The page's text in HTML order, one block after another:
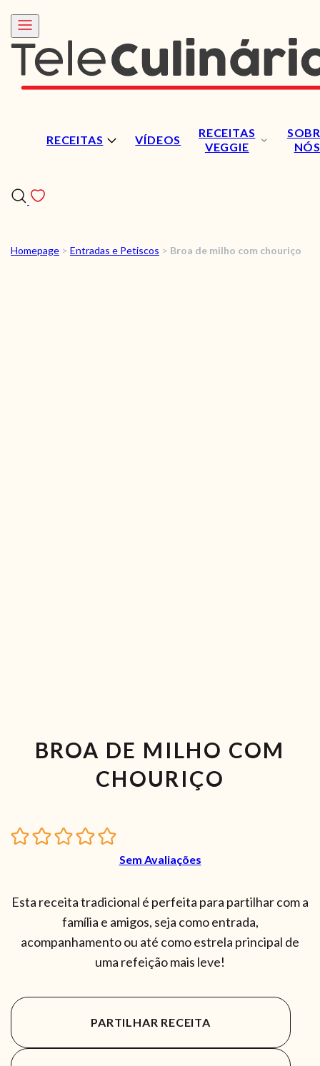
RECEITAS VÍDEOS
RECEITAS
VEGGIE
NÓS
RECEITAS
Homepage > Entradas e Petiscos > Broa de milho com chouriço
BROA DE MILHO COM
CHOURIÇO
Sem Avaliações
Esta receita tradicional é perfeita para partilhar com a
família e amigos, seja como entrada,
acompanhamento ou até como estrela principal de
uma refeição mais leve!
PARTILHAR RECEITA